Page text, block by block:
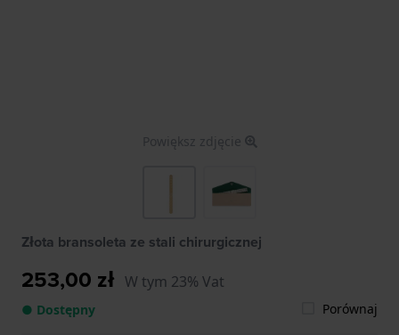
Powiększ zdjęcie
Złota bransoleta ze stali chirurgicznej
253,00 zł W tym 23% Vat
● Dostępny Porównaj